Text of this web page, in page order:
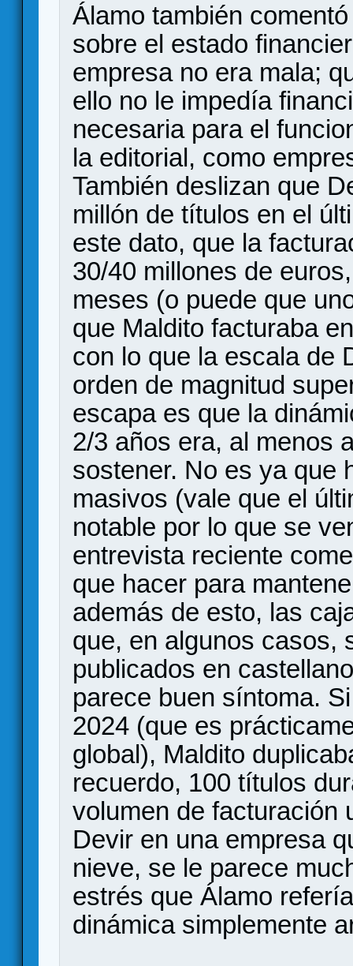
Álamo también
sobre el estado
empresa no era mala;
ello no le impedía
necesaria para el
la editorial, como
También deslizan que
millón de títulos en el
este dato, que la
30/40 millones de
meses (o puede que
que Maldito facturaba
con lo que la escala de
orden de magnitud
escapa es que la
2/3 años era, al menos
sostener. No es ya que
masivos (vale que el
notable por lo que se
entrevista reciente
que hacer para
además de esto, las
que, en algunos casos,
publicados en
parece buen síntoma.
2024 (que es
global), Maldito
recuerdo, 100 títulos
volumen de facturación
Devir en una empresa
nieve, se le parece
estrés que Álamo
dinámica simplemente